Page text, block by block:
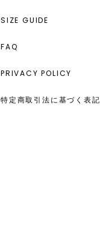
SIZE GUIDE
FAQ
PRIVACY POLICY
特定商取引法に基づく表記